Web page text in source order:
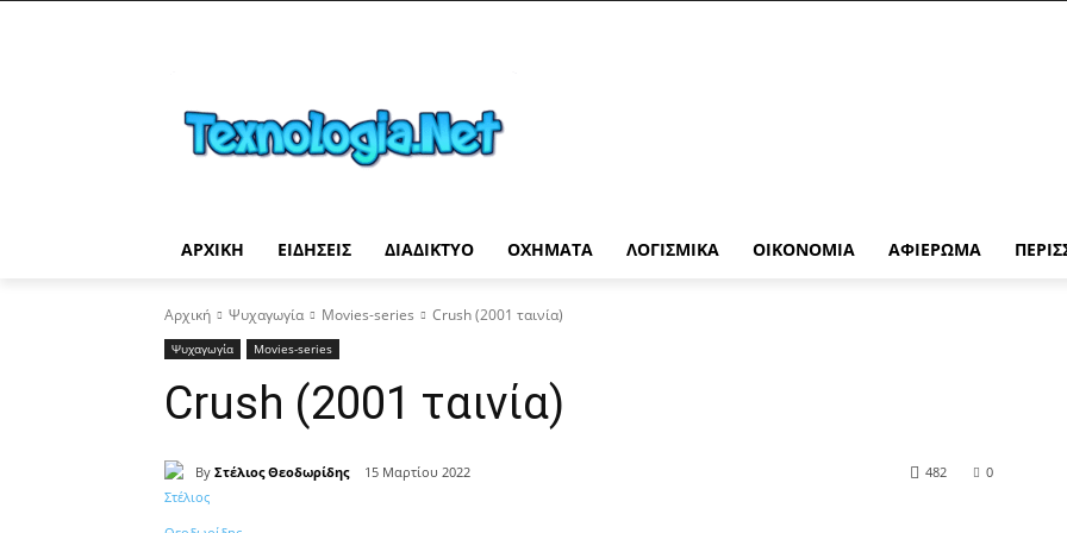
ΑΡΧΙΚΉ ΕΙΔΉΣΕΙΣ ΔΙΑΔΊΚΤΥΟ ΟΧΉΜΑΤΑ ΛΟΓΙΣΜΙΚΆ ΟΙΚΟΝΟΜΊΑ ΑΦΙΈΡΩΜΑ
Αρχική Ψυχαγωγία Movies-series Crush (2001 ταινία)
Ψυχαγωγία Movies-series
Crush (2001 ταινία)
By Στέλιος Θεοδωρίδης 15 Μαρτίου 2022 0
482